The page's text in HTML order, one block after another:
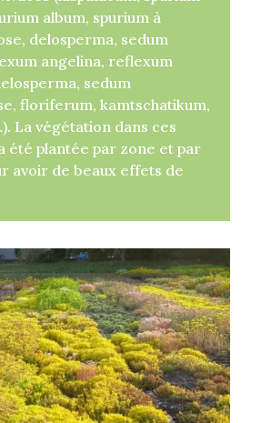
album, spurium à
delosperma, sedum
angelina, reflexum
sedum
floriferum, kamtschatikum,
La végétation dans ces
été plantée par zone et par
avoir de beaux effets de